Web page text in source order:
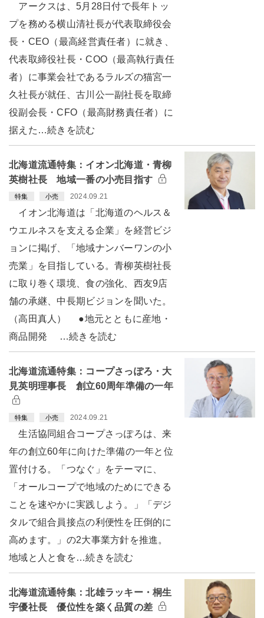
アークスは、5月28日付で長年トッ
プを務める横山清社長が代表取締役会
長・CEO（最高経営責任者）に就き、
代表取締役社長・COO（最高執行責任
者）に事業会社であるラルズの猫宮一
久社長が就任、古川公一副社長を取締
役副会長・CFO（最高財務責任者）に
据えた…続きを読む
北海道流通特集：イオン北海道・青柳
英樹社長 地域一番の小売目指す
特集 小売 2024.09.21
イオン北海道は「北海道のヘルス＆
ウエルネスを支える企業」を経営ビジ
ョンに掲げ、「地域ナンバーワンの小
売業」を目指している。青柳英樹社長
に取り巻く環境、食の強化、西友9店
舗の承継、中長期ビジョンを聞いた。
（高田真人） ●地元とともに産地・
商品開発 …続きを読む
北海道流通特集：コープさっぽろ・大
見英明理事長 創立60周年準備の一年
特集 小売 2024.09.21
生活協同組合コープさっぽろは、来
年の創立60年に向けた準備の一年と位
置付ける。「つなぐ」をテーマに、
「オールコープで地域のためにできる
ことを速やかに実践しよう。」「デジ
タルで組合員接点の利便性を圧倒的に
高めます。」の2大事業方針を推進。
地域と人と食を…続きを読む
北海道流通特集：北雄ラッキー・桐生
宇優社長 優位性を築く品質の差